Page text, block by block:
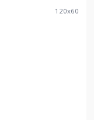
120x60